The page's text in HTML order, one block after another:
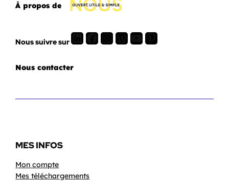
À propos de
Nous suivre surLinkedIn Facebook Instagram WordPress Youtube Pinterest
Nous contacter
MES INFOS
Mon compte
Mes téléchargements